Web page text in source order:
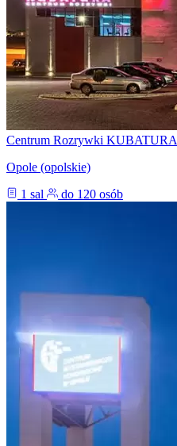
Centrum Rozrywki KUBATURA
Opole (opolskie)
1 sal
do 120 osób